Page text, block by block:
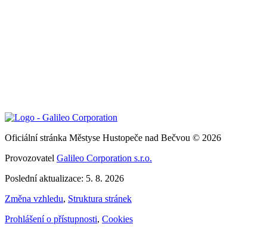
Oficiální stránka Městyse Hustopeče nad Bečvou © 2026
Provozovatel Galileo Corporation s.r.o.
Poslední aktualizace: 5. 8. 2026
Změna vzhledu, Struktura stránek
Prohlášení o přístupnosti, Cookies